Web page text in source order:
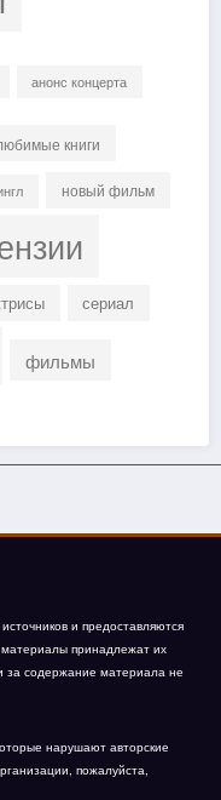
анонс концерта
книги
новый фильм
сериал
фильмы
и предоставляются
принадлежат их
за содержание материала не
нарушают авторские
пожалуйста,